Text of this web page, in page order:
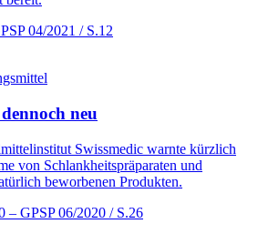
04/2021 / S.12
neu
Swissmedic warnte kürzlich
von Schlankheitspräparaten und
beworbenen Produkten.
– GPSP 06/2020 / S.26